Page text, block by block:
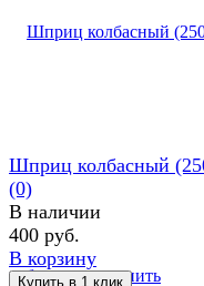
избранное сравнить
Шприц колбасный
(0)
В наличии
400 руб.
В корзину